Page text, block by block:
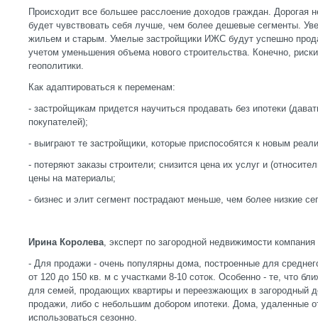
Происходит все большее расслоение доходов граждан. Дорогая
будет чувствовать себя лучше, чем более дешевые сегменты.
жильем и старым. Умелые застройщики ИЖС будут успешно
учетом уменьшения объема нового строительства. Конечно,
геополитики.
Как адаптироваться к переменам:
- застройщикам придется научиться продавать без ипотеки
покупателей);
- выиграют те застройщики, которые приспособятся к новым
- потеряют заказы строители; снизится цена их услуг и
цены на материалы;
- бизнес и элит сегмент пострадают меньше, чем более низкие
Ирина Королева, эксперт по загородной недвижимости
- Для продажи - очень популярны дома, построенные для
от 120 до 150 кв. м с участками 8-10 соток. Особенно - те, что
для семей, продающих квартиры и переезжающих в загородный
продажи, либо с небольшим добором ипотеки. Дома, удаленные
использоваться сезонно.